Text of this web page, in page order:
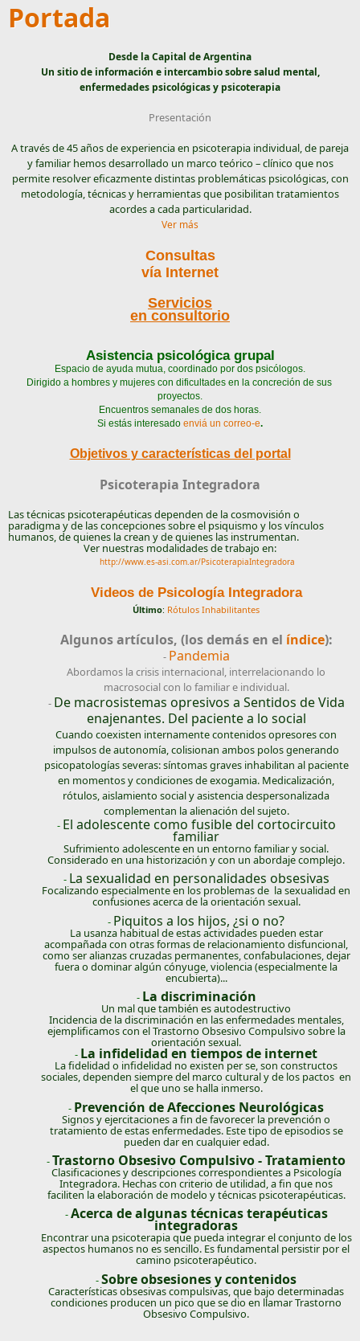
Portada
Desde la Capital de Argentina
Un sitio de información e intercambio sobre salud mental,
enfermedades psicológicas y psicoterapia
Presentación
A través de 45 años de experiencia en psicoterapia individual, de pareja
y familiar hemos desarrollado un marco teórico – clínico que nos
permite resolver eficazmente distintas problemáticas psicológicas, con
metodología, técnicas y herramientas que posibilitan tratamientos
acordes a cada particularidad.
Ver más
Consultas
vía Internet
Servicios
en consultorio
Asistencia psicológica grupal
Espacio de ayuda mutua, coordinado por dos psicólogos.
Dirigido a hombres y mujeres con dificultades en la concreción de sus
proyectos.
Encuentros semanales de dos horas.
Si estás interesado enviá un correo-e.
Objetivos y características del portal
Psicoterapia Integradora
Las técnicas psicoterapéuticas dependen de la cosmovisión o
paradigma y de las concepciones sobre el psiquismo y los vínculos
humanos, de quienes la crean y de quienes las instrumentan.
Ver nuestras modalidades de trabajo en:
http://www.es-asi.com.ar/PsicoterapiaIntegradora
Videos de Psicología Integradora
Último: Rótulos Inhabilitantes
Algunos artículos, (los demás en el índice):
- Pandemia
Abordamos la crisis internacional, interrelacionando lo
macrosocial con lo familiar e individual.
- De macrosistemas opresivos a Sentidos de Vida
enajenantes. Del paciente a lo social
Cuando coexisten internamente contenidos opresores con
impulsos de autonomía, colisionan ambos polos generando
psicopatologías severas: síntomas graves inhabilitan al paciente
en momentos y condiciones de exogamia. Medicalización,
rótulos, aislamiento social y asistencia despersonalizada
complementan la alienación del sujeto.
- El adolescente como fusible del cortocircuito
familiar
Sufrimiento adolescente en un entorno familiar y social.
Considerado en una historización y con un abordaje complejo.
- La sexualidad en personalidades obsesivas
Focalizando especialmente en los problemas de la sexualidad en
confusiones acerca de la orientación sexual.
- Piquitos a los hijos, ¿si o no?
La usanza habitual de estas actividades pueden estar
acompañada con otras formas de relacionamiento disfuncional,
como ser alianzas cruzadas permanentes, confabulaciones, dejar
fuera o dominar algún cónyuge, violencia (especialmente la
encubierta)...
- La discriminación
Un mal que también es autodestructivo
Incidencia de la discriminación en las enfermedades mentales,
ejemplificamos con el Trastorno Obsesivo Compulsivo sobre la
orientación sexual.
- La infidelidad en tiempos de internet
La fidelidad o infidelidad no existen per se, son constructos
sociales, dependen siempre del marco cultural y de los pactos en
el que uno se halla inmerso.
- Prevención de Afecciones Neurológicas
Signos y ejercitaciones a fin de favorecer la prevención o
tratamiento de estas enfermedades. Este tipo de episodios se
pueden dar en cualquier edad.
-Trastorno Obsesivo Compulsivo - Tratamiento
Clasificaciones y descripciones correspondientes a Psicología
Integradora. Hechas con criterio de utilidad, a fin que nos
faciliten la elaboración de modelo y técnicas psicoterapéuticas.
-Acerca de algunas técnicas terapéuticas
integradoras
Encontrar una psicoterapia que pueda integrar el conjunto de los
aspectos humanos no es sencillo. Es fundamental persistir por el
camino psicoterapéutico.
-Sobre obsesiones y contenidos
Características obsesivas compulsivas, que bajo determinadas
condiciones producen un pico que se dio en llamar Trastorno
Obsesivo Compulsivo.